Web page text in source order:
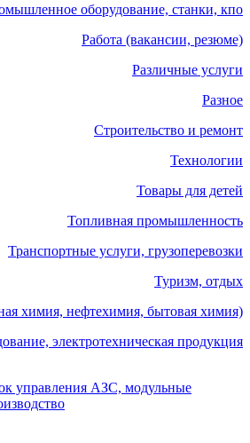
оборудование, станки, кпо
Работа (вакансии, резюме)
Различные услуги
Разное
Строительство и ремонт
Технологии
Товары для детей
Топливная промышленность
Транспортные услуги, грузоперевозки
Туризм, отдых
химия, нефтехимия, бытовая химия)
электротехническая продукция
управления АЗС, модульные